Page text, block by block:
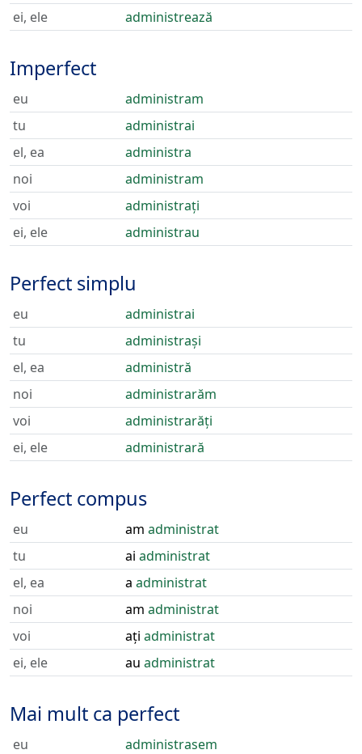
ei, ele
administrează
Imperfect
eu
administram
tu
administrai
el, ea
administra
noi
administram
voi
administrați
ei, ele
administrau
Perfect simplu
eu
administrai
tu
administrași
el, ea
administră
noi
administrarăm
voi
administrarăți
ei, ele
administrară
Perfect compus
eu am administrat
tu
ai administrat
el, ea
a administrat
noi
am administrat
voi
ați administrat
ei, ele
au administrat
Mai mult ca perfect
eu
administrasem